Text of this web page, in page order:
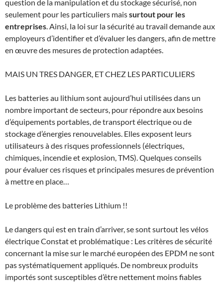
question de la manipulation et du stockage sécurisé, non
seulement pour les particuliers maissurtout pour les
entreprises . Ainsi, la loi sur la sécurité au travail demande aux
employeurs d’identifier et d’évaluer les dangers, afin de mettre
en œuvre des mesures de protection adaptées.
MAIS UN TRES DANGER, ET CHEZ LES PARTICULIERS
Les batteries au lithium sont aujourd’hui utilisées dans un
nombre important de secteurs, pour répondre aux besoins
d’équipements portables, de transport électrique ou de
stockage d’énergies renouvelables. Elles exposent leurs
utilisateurs à des risques professionnels (électriques,
chimiques, incendie et explosion, TMS). Quelques conseils
pour évaluer ces risques et principales mesures de prévention
à mettre en place…
Le problème des batteries Lithium !!
Le dangers qui est en train d’arriver, se sont surtout les vélos
électrique Constat et problématique : Les critères de sécurité
concernant la mise sur le marché européen des EPDM ne sont
pas systématiquement appliqués. De nombreux produits
importés sont susceptibles d’être nettement moins fiables